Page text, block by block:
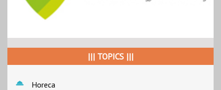
||| TOPICS |||
Horeca